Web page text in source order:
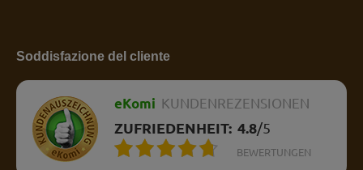
Soddisfazione del cliente
eKomi KUNDENREZENSIONEN
ZUFRIEDENHEIT: 4.8/5
BEWERTUNGEN